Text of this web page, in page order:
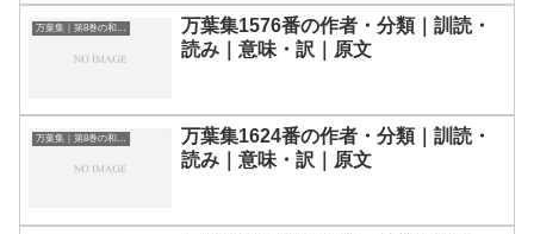
万葉集｜第8巻の和歌一覧
万葉集1576番の作者・分類｜訓読・
読み｜意味・訳｜原文
万葉集｜第8巻の和歌一覧
万葉集1624番の作者・分類｜訓読・
読み｜意味・訳｜原文